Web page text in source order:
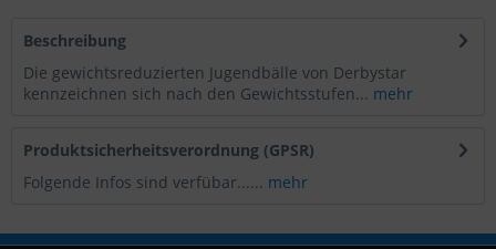
Beschreibung
Die gewichtsreduzierten Jugendbälle von Derbystar
kennzeichnen sich nach den Gewichtsstufen... mehr
Produktsicherheitsverordnung (GPSR)
Folgende Infos sind verfübar...... mehr